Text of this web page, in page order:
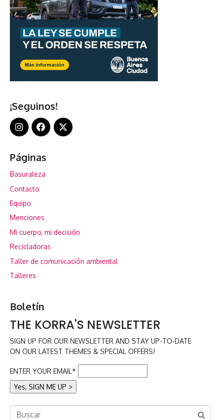
¡Seguinos!
Páginas
Basuraleza
Contacto
Equipo
Menciones
Mi cuerpo, mi decisión
Recicladoras
Taller de comunicación ambiental
Talleres
Boletín
THE KORRA'S NEWSLETTER
SIGN UP FOR OUR NEWSLETTER AND STAY UP-TO-DATE
ON OUR LATEST THEMES & SPECIAL OFFERS!
ENTER YOUR EMAIL*